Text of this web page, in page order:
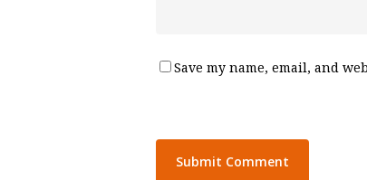
Save my name, email, and